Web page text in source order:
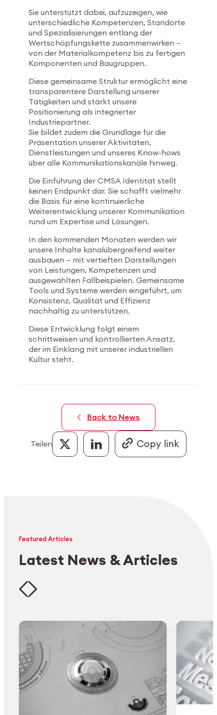
Sie unterstützt dabei, aufzuzeigen, wie
unterschiedliche Kompetenzen, Standorte
und Spezialisierungen entlang der
Wertschöpfungskette zusammenwirken –
von der Materialkompetenz bis zu fertigen
Komponenten und Baugruppen.
Diese gemeinsame Struktur ermöglicht eine
transparentere Darstellung unserer
Tätigkeiten und stärkt unsere
Positionierung als integrierter
Industriepartner.
Sie bildet zudem die Grundlage für die
Präsentation unserer Aktivitäten,
Dienstleistungen und unseres Know-hows
über alle Kommunikationskanäle hinweg.
Die Einführung der CMSA Identität stellt
keinen Endpunkt dar. Sie schafft vielmehr
die Basis für eine kontinuierliche
Weiterentwicklung unserer Kommunikation
rund um Expertise und Lösungen.
In den kommenden Monaten werden wir
unsere Inhalte kanalübergreifend weiter
ausbauen – mit vertieften Darstellungen
von Leistungen, Kompetenzen und
ausgewählten Fallbeispielen. Gemeinsame
Tools und Systeme werden eingeführt, um
Konsistenz, Qualität und Effizienz
nachhaltig zu unterstützen.
Diese Entwicklung folgt einem
schrittweisen und kontrollierten Ansatz,
der im Einklang mit unserer industriellen
Kultur steht.
Back to News
Teilen
Featured Articles
Latest News & Articles